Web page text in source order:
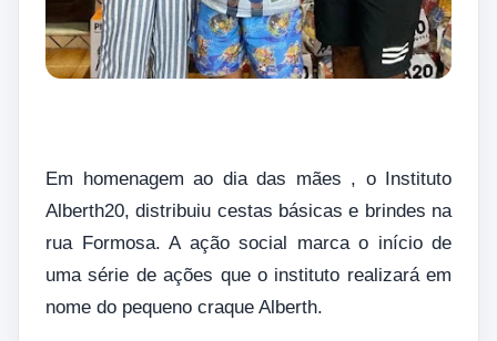
Em homenagem ao dia das mães , o Instituto
Alberth20, distribuiu cestas básicas e brindes na
rua Formosa. A ação social marca o início de
uma série de ações que o instituto realizará em
nome do pequeno craque Alberth.